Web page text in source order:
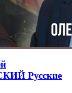
Русские